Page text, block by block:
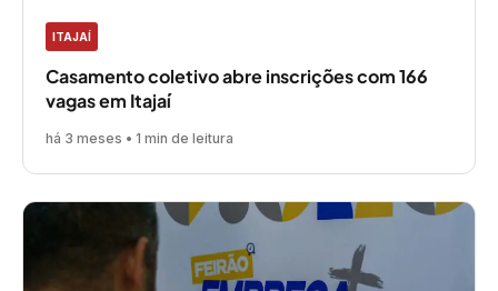
ITAJAÍ
Casamento coletivo abre inscrições com 166
vagas em Itajaí
há 3 meses • 1 min de leitura